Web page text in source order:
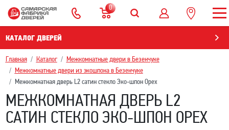
0
КАТАЛОГ ДВЕРЕЙ
Главная Каталог
Межкомнатные двери в Безенчукe
Межкомнатные двери из экошпона в Безенчукe
Межкомнатная дверь L2 сатин стекло Эко-шпон Орех
МЕЖКОМНАТНАЯ ДВЕРЬ L2
САТИН СТЕКЛО ЭКО-ШПОН ОРЕХ